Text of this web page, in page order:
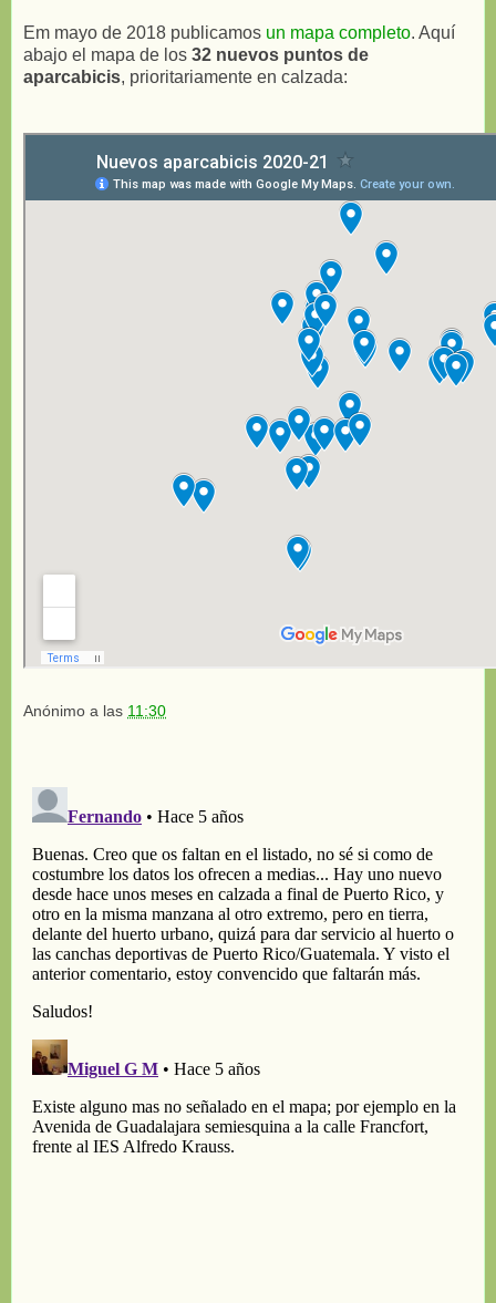
Em mayo de 2018 publicamos un mapa completo. Aquí
abajo el mapa de los 32 nuevos puntos de
aparcabicis, prioritariamente en calzada:
Anónimo a las 11:30